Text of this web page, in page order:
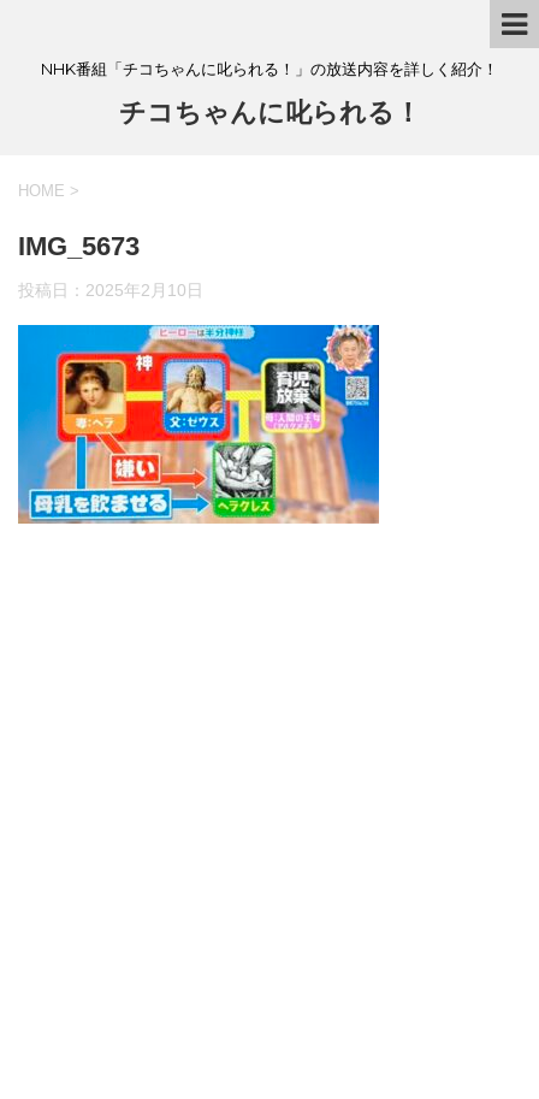
NHK番組「チコちゃんに叱られる！」の放送内容を詳しく紹介！
チコちゃんに叱られる！
HOME >
IMG_5673
投稿日： 2025年2月10日